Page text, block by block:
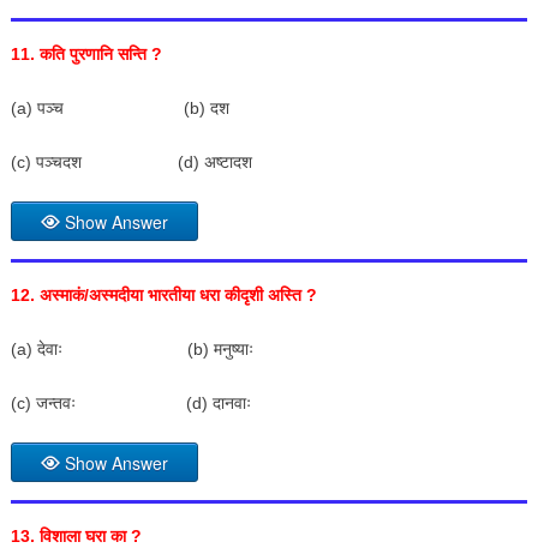
11.कति पुरणानि सन्ति?
(a) पञ्च (b) दश
(c) पञ्चदश (d) अष्टादश
Show Answer
12. अस्माकं/अस्मदीया भारतीया धरा कीदृशी अस्ति?
(a) देवाः (b) मनुष्याः
(c) जन्तवः (d) दानवाः
Show Answer
13.विशाला घरा का?